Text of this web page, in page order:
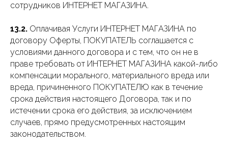
сотрудников ИНТЕРНЕТ МАГАЗИНА.
13.2. Оплачивая Услуги ИНТЕРНЕТ МАГАЗИНА по
договору Оферты, ПОКУПАТЕЛЬ соглашается с
условиями данного договора и с тем, что он не в
праве требовать от ИНТЕРНЕТ МАГАЗИНА какой-либо
компенсации морального, материального вреда или
вреда, причиненного ПОКУПАТЕЛЮ как в течение
срока действия настоящего Договора, так и по
истечении срока его действия, за исключением
случаев, прямо предусмотренных настоящим
законодательством.